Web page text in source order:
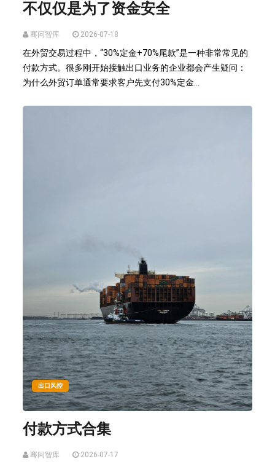
不仅仅是为了资金安全
骞问智库 2026-07-18
在外贸交易过程中，“30%定金+70%尾款”是一种非常常见的
付款方式。很多刚开始接触出口业务的企业都会产生疑问：
为什么外贸订单通常要求客户先支付30%定金...
出口风控
付款方式合集
骞问智库 2026-07-17